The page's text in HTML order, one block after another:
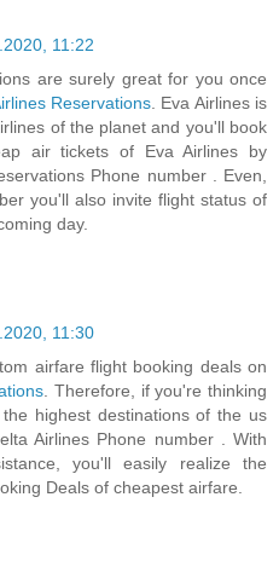
11:22
are surely great for you once
Reservations. Eva Airlines is
of the planet and you'll book
air tickets of Eva Airlines by
Phone number . Even,
you'll also invite flight status of
day.
11:30
airfare flight booking deals on
. Therefore, if you're thinking
highest destinations of the us
Airlines Phone number . With
you'll easily realize the
Deals of cheapest airfare.